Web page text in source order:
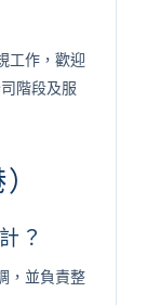
工作，歡迎
階段及服
？
，並負責整